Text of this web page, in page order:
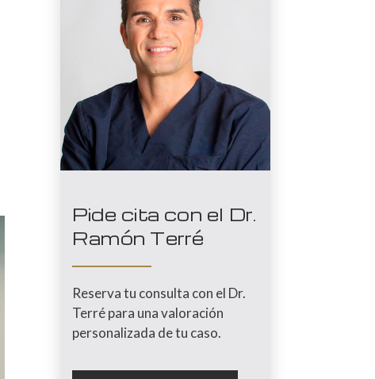
Pide cita con el Dr.
Ramón Terré
Reserva tu consulta con el Dr.
Terré para una valoración
personalizada de tu caso.